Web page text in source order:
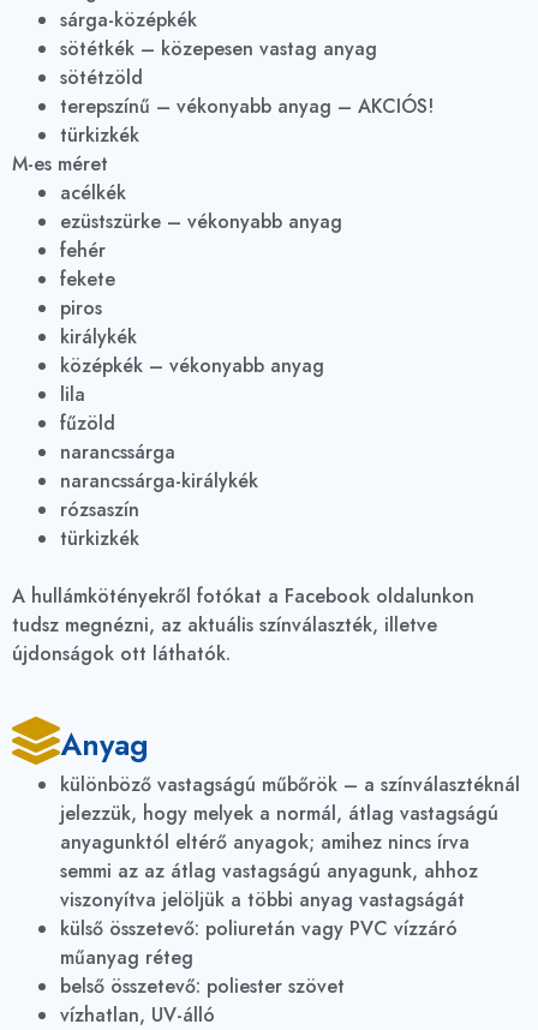
sárga-középkék
sötétkék – közepesen vastag anyag
sötétzöld
terepszínű – vékonyabb anyag – AKCIÓS!
türkizkék
M-es méret
acélkék
ezüstszürke – vékonyabb anyag
fehér
fekete
piros
királykék
középkék – vékonyabb anyag
lila
fűzöld
narancssárga
narancssárga-királykék
rózsaszín
türkizkék
A hullámkötényekről fotókat a Facebook oldalunkon
tudsz megnézni, az aktuális színválaszték, illetve
újdonságok ott láthatók.
Anyag
különböző vastagságú műbőrök – a színválasztéknál
jelezzük, hogy melyek a normál, átlag vastagságú
anyagunktól eltérő anyagok; amihez nincs írva
semmi az az átlag vastagságú anyagunk, ahhoz
viszonyítva jelöljük a többi anyag vastagságát
külső összetevő: poliuretán vagy PVC vízzáró
műanyag réteg
belső összetevő: poliester szövet
vízhatlan, UV-álló